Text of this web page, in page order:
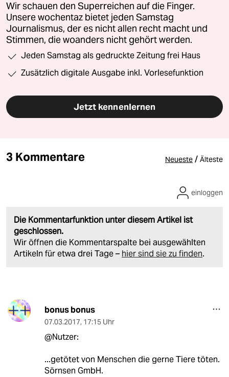
Wir schauen den Superreichen auf die Finger.
Unsere wochentaz bietet jeden Samstag
Journalismus, der es nicht allen recht macht und
Stimmen, die woanders nicht gehört werden.
Jeden Samstag als gedruckte Zeitung frei Haus
Zusätzlich digitale Ausgabe inkl. Vorlesefunktion
Jetzt kennenlernen
3 Kommentare Neueste / Älteste
Die Kommentarfunktion unter diesem Artikel ist
geschlossen.
Wir öffnen die Kommentarspalte bei ausgewählten
Artikeln für etwa drei Tage – hier sind sie zu finden.
einloggen
bonus bonus
07.03.2017, 17:15 Uhr
@Nutzer:
...getötet von Menschen die gerne Tiere töten.
Sörnsen GmbH.